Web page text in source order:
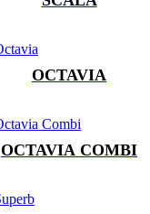
OCTAVIA
OCTAVIA COMBI